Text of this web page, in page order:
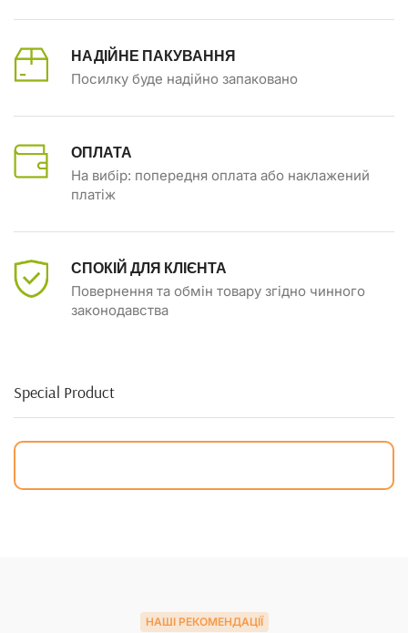
НАДІЙНЕ ПАКУВАННЯ
Посилку буде надійно запаковано
ОПЛАТА
На вибір: попередня оплата або наклажений
платіж
СПОКІЙ ДЛЯ КЛІЄНТА
Повернення та обмін товару згідно чинного
законодавства
Special Product
НАШІ РЕКОМЕНДАЦІЇ